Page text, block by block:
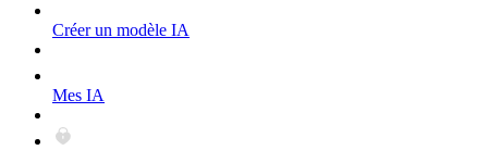
Créer un modèle IA
Mes IA